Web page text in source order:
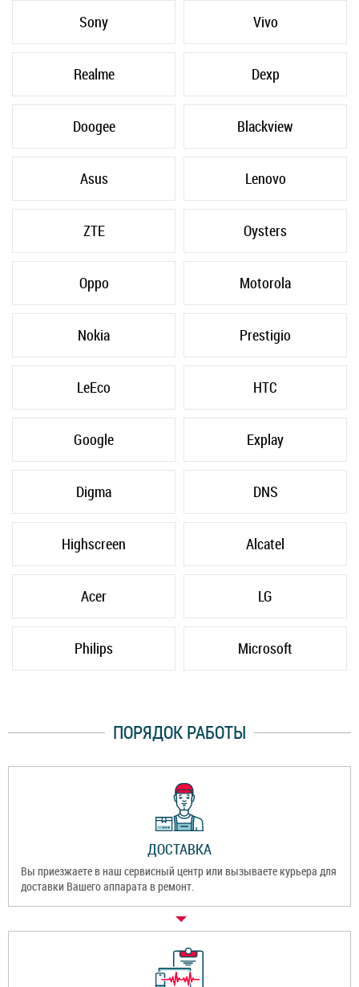
Sony Vivo
Realme Dexp
Doogee Blackview
Asus Lenovo
ZTE Oysters
Oppo Motorola
Nokia Prestigio
LeEco HTC
Google Explay
Digma DNS
Highscreen Alcatel
Acer LG
Philips Microsoft
ПОРЯДОК РАБОТЫ
ДОСТАВКА
Вы приезжаете в наш сервисный центр или вызываете курьера для
доставки Вашего аппарата в ремонт.